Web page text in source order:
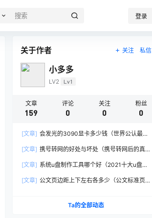
登录
关于作者 关注 私信
小多多
LV2 Lv1
文章
159
评论
0
关注
0
粉丝
0
[文章] 会发光的3090显卡多少钱（世界公认最强
[文章] 携号转网的好处与坏处（携号转网后的真
[文章] 系统u盘制作工具哪个好（2021十大u盘启
[文章] 公文页边距上下左右各多少（公文标准页
Ta的全部动态